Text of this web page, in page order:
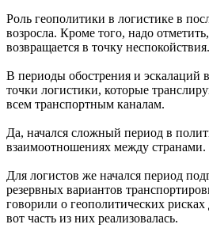
Роль геополитики в логистике в
возросла. Кроме того, надо
возвращается в точку неспокойствия.
В периоды обострения и эскалаций
точки логистики, которые
всем транспортным каналам.
Да, начался сложный период в
взаимоотношениях между странами.
Для логистов же начался период
резервных вариантов
говорили о геополитических
вот часть из них реализовалась.